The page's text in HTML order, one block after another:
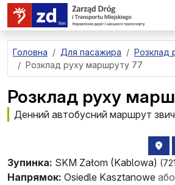
перейти до основного вмісту
Головна Для пасажира Розклад
Розклад руху маршруту 77
Розклад руху
Денний автобусний маршрут
Зупинка: SKM Załom (Kablowa) (721
Напрямок: Osiedle Kasztanowe або